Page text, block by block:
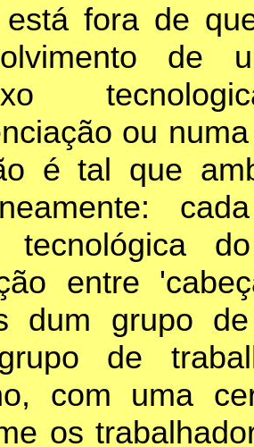
está fora de
de
ou
é tal que
tecnológica
entre
dum grupo
de
com uma
os